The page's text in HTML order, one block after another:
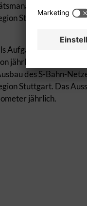
Stuttgart
Aufgabenträger seit
jährlich 52 Millionen
des S-Bahn-
Stuttgart. Das
jährlich.